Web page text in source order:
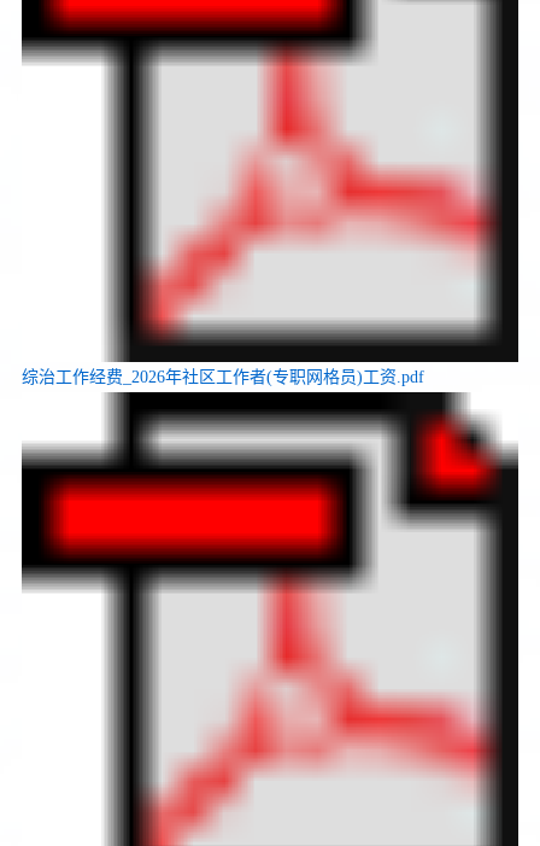
综治工作经费_2026年社区工作者(专职网格员)工资.pdf